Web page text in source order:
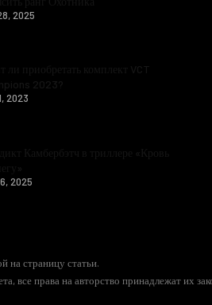
2025
2023
2025
на страницу статьи.
все права на авторство принадлежат их